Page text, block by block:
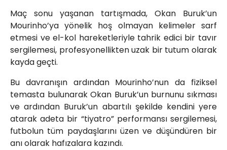
Maç sonu yaşanan tartışmada, Okan Buruk’un
Mourinho’ya yönelik hoş olmayan kelimeler sarf
etmesi ve el-kol hareketleriyle tahrik edici bir tavır
sergilemesi, profesyonellikten uzak bir tutum olarak
kayda geçti.
Bu davranışın ardından Mourinho’nun da fiziksel
temasta bulunarak Okan Buruk’un burnunu sıkması
ve ardından Buruk’un abartılı şekilde kendini yere
atarak adeta bir “tiyatro” performansı sergilemesi,
futbolun tüm paydaşlarını üzen ve düşündüren bir
anı olarak hafızalara kazındı.